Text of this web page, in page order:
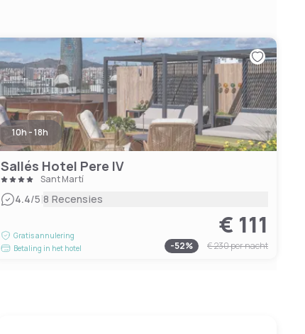
10h - 18h
Sallés Hotel Pere IV
Sant Martí
4.4/5|8 Recensies
Gratis annulering
Betaling in het hotel
€ 111
-52% € 230per nacht